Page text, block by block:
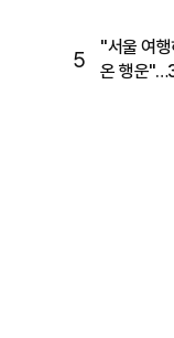
5
"서울 여
온 행운